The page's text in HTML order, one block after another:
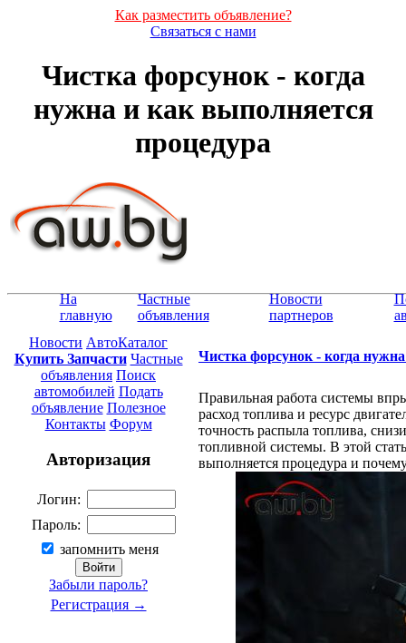
Как разместить объявление?
Связаться с нами
Чистка форсунок - когда
нужна и как выполняется
процедура
На
главную
Частные
объявления
Новости
партнеров
Новости АвтоКаталог
Купить Запчасти Частные
объявления Поиск
автомобилей Подать
объявление Полезное
Контакты Форум
Авторизация
Логин:
Пароль:
запомнить меня
Забыли пароль?
Регистрация →
Чистка форсунок - когда
Правильная работа системы
расход топлива и ресурс
точность распыла топлива,
топливной системы. В этой
выполняется процедура и